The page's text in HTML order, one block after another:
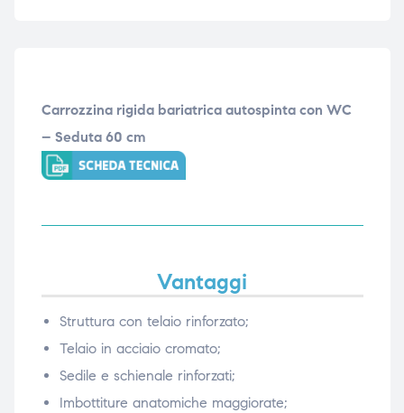
Carrozzina rigida bariatrica autospinta con WC
– Seduta 60 cm
Vantaggi
Struttura con telaio rinforzato;
Telaio in acciaio cromato;
Sedile e schienale rinforzati;
Imbottiture anatomiche maggiorate;